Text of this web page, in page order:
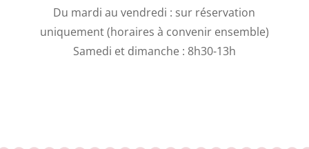
Du mardi au vendredi : sur réservation
uniquement (horaires à convenir ensemble)
Samedi et dimanche : 8h30-13h